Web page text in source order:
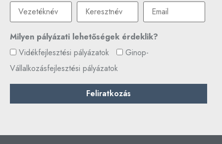
Milyen pályázati lehetőségek érdeklik?
Vidékfejlesztési pályázatok
Ginop-
Vállalkozásfejlesztési pályázatok